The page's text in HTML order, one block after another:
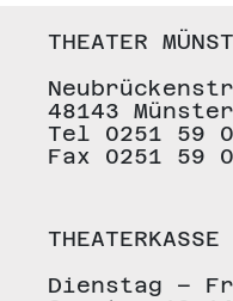
THEATER
48143 Münster
Tel 0251 59
Fax 0251 59
THEATERKASSE
Dienstag –